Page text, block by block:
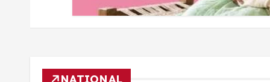
NATIONAL